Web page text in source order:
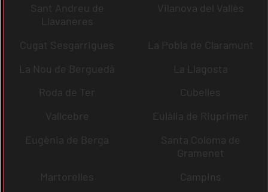
Sant Andreu de
Llavaneres
Vilanova del Vallès
Cugat Sesgarrigues
La Pobla de Claramunt
La Nou de Berguedà
La Llagosta
Roda de Ter
Cubelles
Vallcebre
Eulàlia de Riuprimer
Eugènia de Berga
Santa Coloma de
Gramenet
Martorelles
Campins